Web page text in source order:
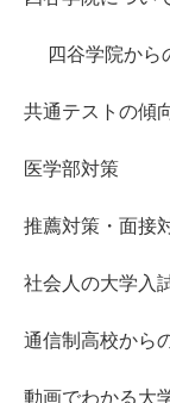
四谷学院から
共通テストの傾
医学部対策
推薦対策・面接
社会人の大学入
通信制高校から
動画でわかる大